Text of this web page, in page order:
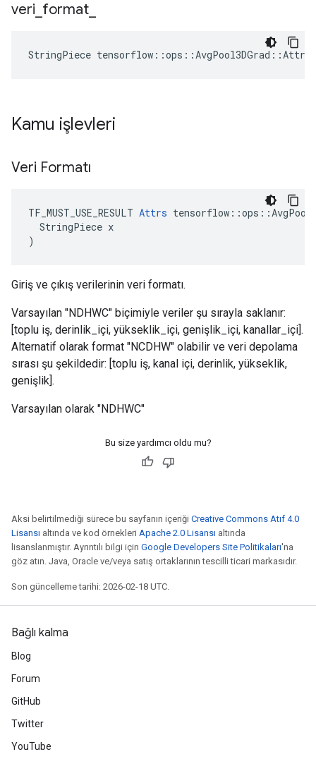
veri format
StringPiece
Kamu işlevleri
Veri Formatı
TF_MUST_USE_RESULT Attrs
  StringPiece x
)
Giriş ve çıkış verilerinin veri formatı.
Varsayılan "NDHWC" biçimiyle veriler şu sırayla saklanır:
[toplu iş, derinlik_içi, yükseklik_içi, genişlik_içi, kanallar_içi].
Alternatif olarak format "NCDHW" olabilir ve veri depolama
sırası şu şekildedir: [toplu iş, kanal içi, derinlik, yükseklik,
genişlik].
Varsayılan olarak "NDHWC"
Bu size yardımcı oldu mu?
Aksi belirtilmediği sürece bu sayfanın içeriği Creative Commons Atıf 4.0
Lisansı altında ve kod örnekleri Apache 2.0 Lisansı altında
lisanslanmıştır. Ayrıntılı bilgi için Google Developers Site Politikaları'na
göz atın. Java, Oracle ve/veya satış ortaklarının tescilli ticari markasıdır.
Son güncelleme tarihi: 2026-02-18 UTC.
Bağlı kalma
Blog
Forum
GitHub
Twitter
YouTube